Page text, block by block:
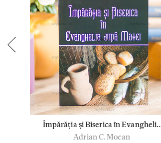
Împărăția și Biserica în Evanghelia
după Matei
Adrian C. Mocan